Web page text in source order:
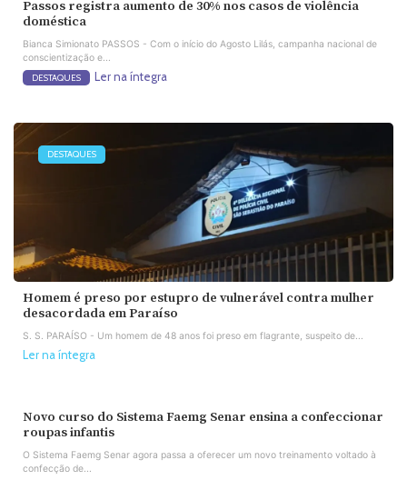
Passos registra aumento de 30% nos casos de violência
doméstica
Bianca Simionato PASSOS - Com o início do Agosto Lilás, campanha nacional de
conscientização e...
DESTAQUES Ler na íntegra
DESTAQUES
Homem é preso por estupro de vulnerável contra mulher
desacordada em Paraíso
S. S. PARAÍSO - Um homem de 48 anos foi preso em flagrante, suspeito de...
Ler na íntegra
Novo curso do Sistema Faemg Senar ensina a confeccionar
roupas infantis
O Sistema Faemg Senar agora passa a oferecer um novo treinamento voltado à
confecção de...